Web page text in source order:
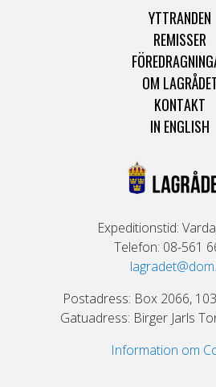
YTTRANDEN
REMISSER
OM
KONTAKT
IN ENGLISH
Expeditionstid:
Telefon: 08-561
Postadress: Box 2066,
Gatuadress: Birger Jarls
Information om